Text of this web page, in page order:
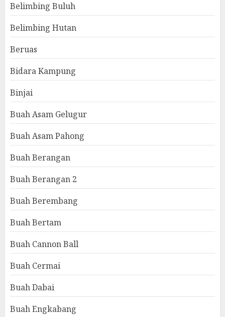
Belimbing Buluh
Belimbing Hutan
Beruas
Bidara Kampung
Binjai
Buah Asam Gelugur
Buah Asam Pahong
Buah Berangan
Buah Berangan 2
Buah Berembang
Buah Bertam
Buah Cannon Ball
Buah Cermai
Buah Dabai
Buah Engkabang